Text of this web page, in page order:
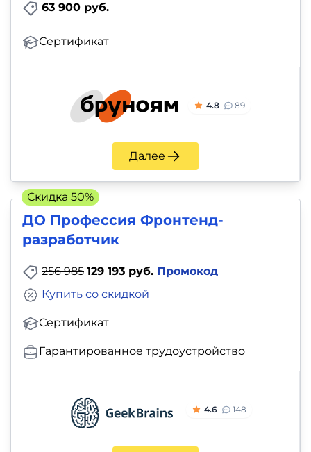
63 900 руб.
Сертификат
4.8 89
Далее
ДО Профессия Фронтенд-
разработчик
256 985 129 193 руб. Промокод
Сертификат
Купить со скидкой
Гарантированное трудоустройство
4.6 148
Скидка 50%